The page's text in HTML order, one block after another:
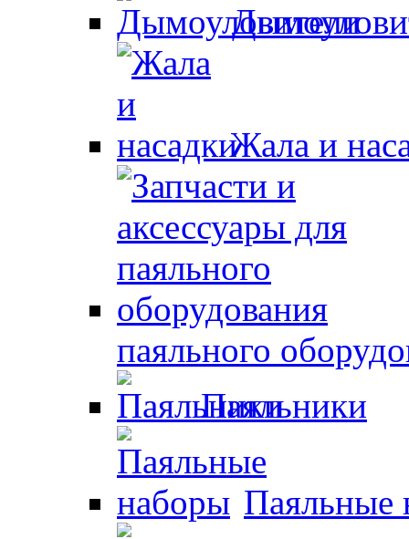
Жала и
паяльного
Паяльники
Паяльные